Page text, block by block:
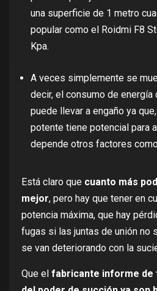
una superficie de 1 metro
popular como el Roidmi F8
Kpa.
A veces simplemente se
decir, el consumo de energía
puede llevar a engaño ya
potente tiene potencial para
depende otros factores
Está claro que cuanto más
mejor, pero hay que tener en
potencia máxima, que hay
fugas si las juntas de unión no
se van deteriorando con la
Que el fabricante informe de